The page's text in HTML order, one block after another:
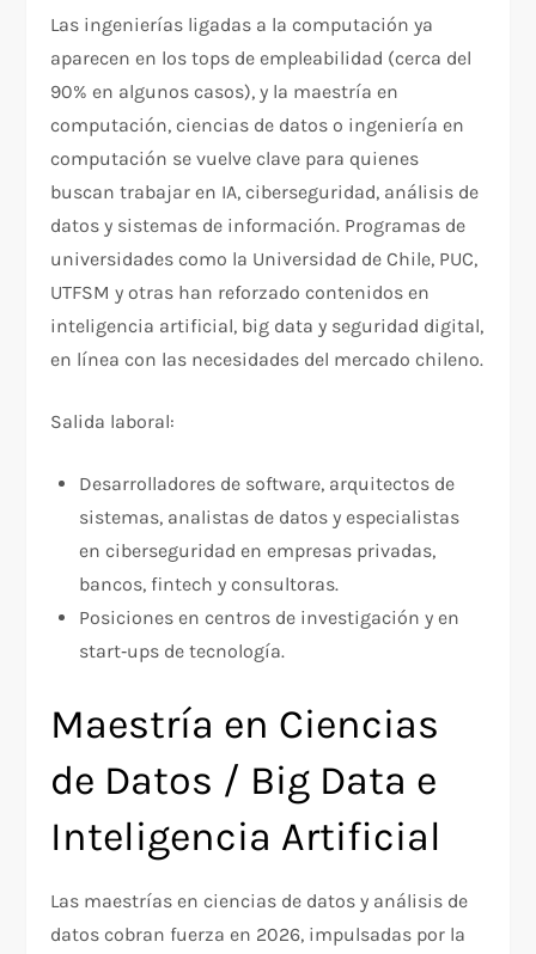
Las ingenierías ligadas a la computación ya
aparecen en los tops de empleabilidad (cerca del
90% en algunos casos), y la maestría en
computación, ciencias de datos o ingeniería en
computación se vuelve clave para quienes
buscan trabajar en IA, ciberseguridad, análisis de
datos y sistemas de información. Programas de
universidades como la Universidad de Chile, PUC,
UTFSM y otras han reforzado contenidos en
inteligencia artificial, big data y seguridad digital,
en línea con las necesidades del mercado chileno.
Salida laboral:
Desarrolladores de software, arquitectos de
sistemas, analistas de datos y especialistas
en ciberseguridad en empresas privadas,
bancos, fintech y consultoras.
Posiciones en centros de investigación y en
start‑ups de tecnología.
Maestría en Ciencias
de Datos / Big Data e
Inteligencia Artificial
Las maestrías en ciencias de datos y análisis de
datos cobran fuerza en 2026, impulsadas por la